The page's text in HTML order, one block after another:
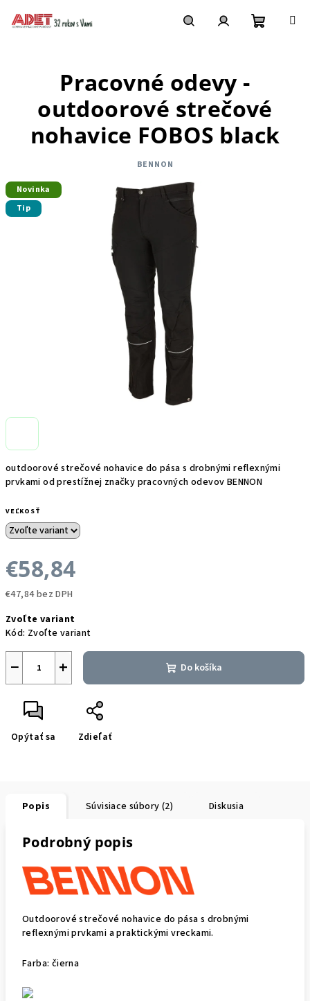
outdoorové strečové nohavice do pása s drobnými reflexnými
prvkami od prestížnej značky pracovných odevov BENNON
VEĽKOSŤ
€58,84
€47,84 bez DPH
cena:
Zvoľte variant
Kód: Zvoľte variant
+
− Do košíka
Opýtať sa Zdieľať
Pracovné odevy -
outdoorové strečové
nohavice FOBOS black
BENNON
Novinka
Tip
Popis Súvisiace súbory (2) Diskusia
Podrobný popis
Outdoorové strečové nohavice do pása s drobnými
reflexnými prvkami a praktickými vreckami.
Farba: čierna